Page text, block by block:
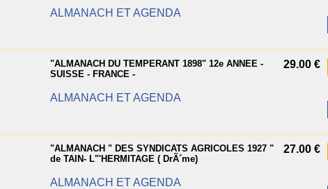
ALMANACH ET AGENDA
"ALMANACH DU TEMPERANT 1898" 12e ANNEE -
SUISSE - FRANCE -
ALMANACH ET AGENDA
29.00 €
"ALMANACH " DES SYNDICATS AGRICOLES 1927 "
de TAIN- L"'HERMITAGE ( DrÃ´me)
ALMANACH ET AGENDA
27.00 €